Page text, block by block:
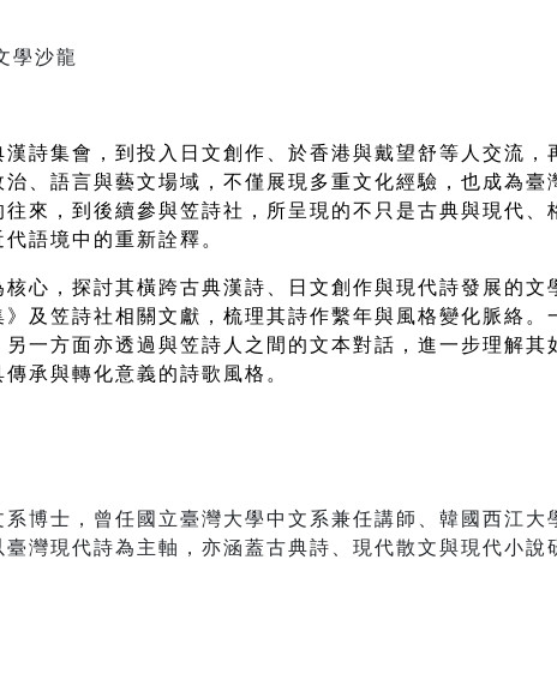
學沙龍
詩集會，到投入日文創作、於香港與戴望舒等人交流，
、語言與藝文場域，不僅展現多重文化經驗，也成為臺
來，到後續參與笠詩社，所呈現的不只是古典與現代、
語境中的重新詮釋。
心，探討其橫跨古典漢詩、日文創作與現代詩發展的文
及笠詩社相關文獻，梳理其詩作繫年與風格變化脈絡。
一方面亦透過與笠詩人之間的文本對話，進一步理解其
承與轉化意義的詩歌風格。
系博士，曾任國立臺灣大學中文系兼任講師、韓國西江
灣現代詩為主軸，亦涵蓋古典詩、現代散文與現代小說